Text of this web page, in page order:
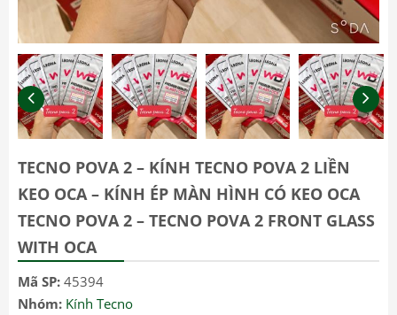
TECNO POVA 2 – KÍNH TECNO POVA 2 LIỀN
KEO OCA – KÍNH ÉP MÀN HÌNH CÓ KEO OCA
TECNO POVA 2 – TECNO POVA 2 FRONT GLASS
WITH OCA
Mã SP: 45394
Nhóm: Kính Tecno